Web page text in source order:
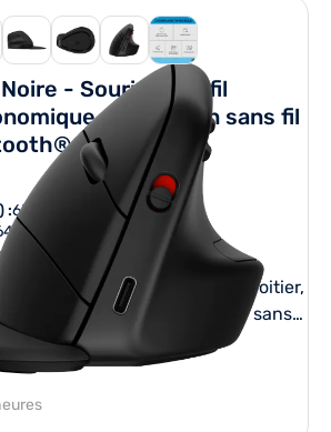
image
larger image
View larger image
View larger image
View larger image
View larger image
- Souris sans fil
Connexion sans fil
5.3, Batterie
:6H1A5AA#ABB
ergonomique 925. Format: Droitier,
Interface de l'appareil: RF sans
en mouvement: 4000 DPI,
programmables: 6, Type Scroll:
Piles. Couleur du produit: